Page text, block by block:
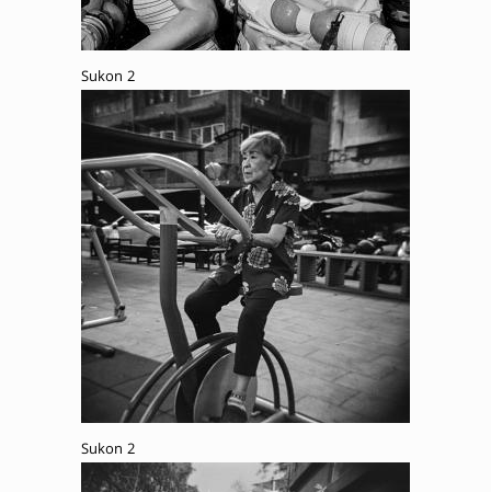
Sukon 2
Sukon 2